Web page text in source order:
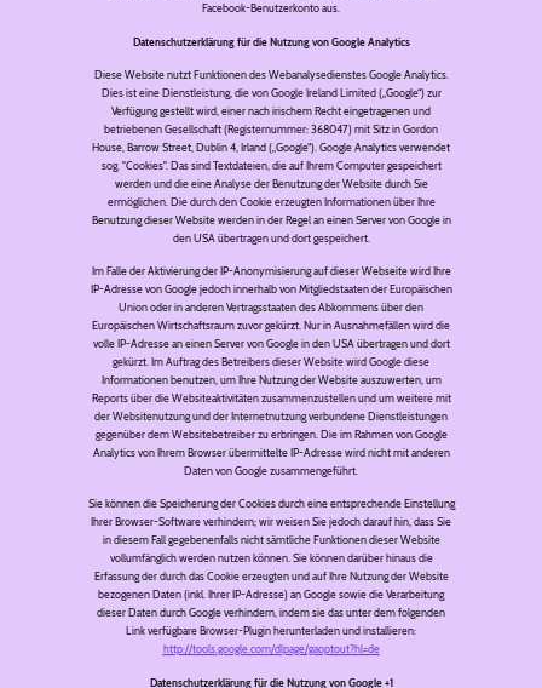
Facebook-Benutzerkonto aus.
Datenschutzerklärung für die Nutzung von Google Analytics
Diese Website nutzt Funktionen des Webanalysedienstes Google Analytics.
Dies ist eine Dienstleistung, die von Google Ireland Limited („Google“) zur
Verfügung gestellt wird, einer nach irischem Recht eingetragenen und
betriebenen Gesellschaft (Registernummer: 368047) mit Sitz in Gordon
House, Barrow Street, Dublin 4, Irland („Google“). Google Analytics verwendet
sog. "Cookies". Das sind Textdateien, die auf Ihrem Computer gespeichert
werden und die eine Analyse der Benutzung der Website durch Sie
ermöglichen. Die durch den Cookie erzeugten Informationen über Ihre
Benutzung dieser Website werden in der Regel an einen Server von Google in
den USA übertragen und dort gespeichert.
Im Falle der Aktivierung der IP-Anonymisierung auf dieser Webseite wird Ihre
IP-Adresse von Google jedoch innerhalb von Mitgliedstaaten der Europäischen
Union oder in anderen Vertragsstaaten des Abkommens über den
Europäischen Wirtschaftsraum zuvor gekürzt. Nur in Ausnahmefällen wird die
volle IP-Adresse an einen Server von Google in den USA übertragen und dort
gekürzt. Im Auftrag des Betreibers dieser Website wird Google diese
Informationen benutzen, um Ihre Nutzung der Website auszuwerten, um
Reports über die Websiteaktivitäten zusammenzustellen und um weitere mit
der Websitenutzung und der Internetnutzung verbundene Dienstleistungen
gegenüber dem Websitebetreiber zu erbringen. Die im Rahmen von Google
Analytics von Ihrem Browser übermittelte IP-Adresse wird nicht mit anderen
Daten von Google zusammengeführt.
Sie können die Speicherung der Cookies durch eine entsprechende Einstellung
Ihrer Browser-Software verhindern; wir weisen Sie jedoch darauf hin, dass Sie
in diesem Fall gegebenenfalls nicht sämtliche Funktionen dieser Website
vollumfänglich werden nutzen können. Sie können darüber hinaus die
Erfassung der durch das Cookie erzeugten und auf Ihre Nutzung der Website
bezogenen Daten (inkl. Ihrer IP-Adresse) an Google sowie die Verarbeitung
dieser Daten durch Google verhindern, indem sie das unter dem folgenden
Link verfügbare Browser-Plugin herunterladen und installieren:
http://tools.google.com/dlpage/gaoptout?hl=de
Datenschutzerklärung für die Nutzung von Google +1